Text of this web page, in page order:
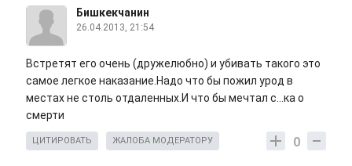
Бишкекчанин
26.04.2013, 21:54
Встретят его очень (дружелюбно) и убивать такого это
самое легкое наказание.Надо что бы пожил урод в
местах не столь отдаленных.И что бы мечтал с...ка о
смерти
0
ЦИТИРОВАТЬ ЖАЛОБА МОДЕРАТОРУ